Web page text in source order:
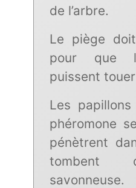
de l’arbre.
Le piège
pour que
puissent
Les
phéromone
pénètrent
tombent
savonneuse.